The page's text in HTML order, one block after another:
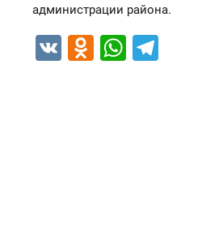
администрации района.
VK